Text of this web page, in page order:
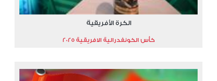
الكرة الأفريقية
كأس الكونفدرالية الافريقية 2025